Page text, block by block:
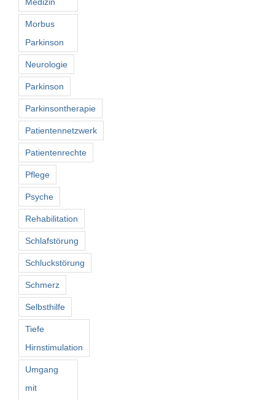
Morbus
Parkinson
Neurologie
Parkinson
Parkinsontherapie
Patientennetzwerk
Patientenrechte
Pflege
Psyche
Rehabilitation
Schlafstörung
Schluckstörung
Schmerz
Selbsthilfe
Tiefe
Hirnstimulation
Umgang
mit